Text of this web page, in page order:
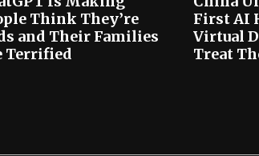
Think They’re
and Their Families
Terrified
First AI
Virtual
Treat